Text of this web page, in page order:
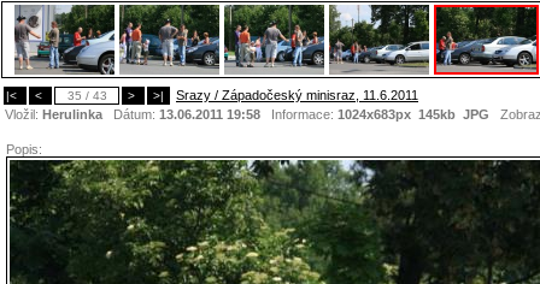
|< < 35 / 43 > >|
Srazy / Západočeský minisraz, 11.6.2011
Vložil: Herulinka Dátum: 13.06.2011 19:58 Informace: 1024x683px 145kb JPG
Popis: